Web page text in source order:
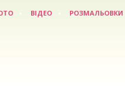
ВІДЕО РОЗМАЛЬОВКИ